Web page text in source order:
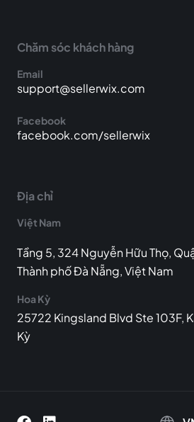
Chăm sóc khách hàng
Email
support@sellerwix.com
Facebook
facebook.com/sellerwix
Địa chỉ
Việt Nam
Tầng 5, 324 Nguyễn Hữu Thọ,
Thành phố Đà Nẵng, Việt Nam
Hoa Kỳ
25722 Kingsland Blvd Ste 103F,
Kỳ